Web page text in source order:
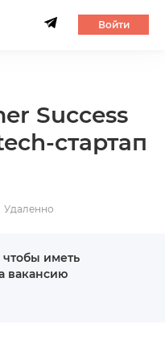
Войти
Success
стартап
Удаленно
иметь
вакансию